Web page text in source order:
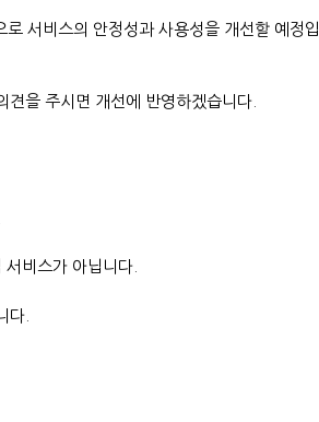
서비스의 안정성과 사용성을 개선할 예정입
을 주시면 개선에 반영하겠습니다.
비스가 아닙니다.
다.